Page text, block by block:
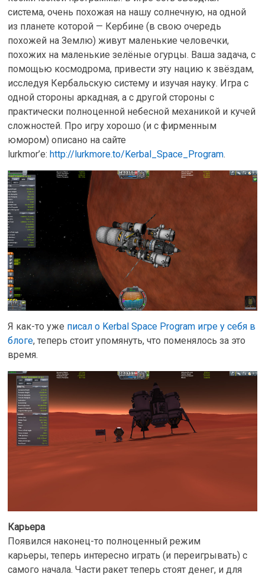
система, очень похожая на нашу солнечную, на одной
из планете которой — Кербине (в свою очередь
похожей на Землю) живут маленькие человечки,
похожих на маленькие зелёные огурцы. Ваша задача, с
помощью космодрома, привести эту нацию к звёздам,
исследуя Кербальскую систему и изучая науку. Игра с
одной стороны аркадная, а с другой стороны с
практически полноценной небесной механикой и кучей
сложностей. Про игру хорошо (и с фирменным
юмором) описано на сайте
lurkmor’e:http://lurkmore.to/Kerbal_Space_Program.
Я как-то уже писал о Kerbal Space Program игре у себя в
блоге, теперь стоит упомянуть, что поменялось за это
время.
Карьера
Появился наконец-то полноценный режим
карьеры, теперь интересно играть (и переигрывать) с
самого начала. Части ракет теперь стоят денег, и для